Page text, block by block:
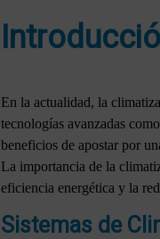
En la actualidad, la
tecnologías avanzadas
beneficios de apostar por
La importancia de la
eficiencia energética y la
Sistemas de